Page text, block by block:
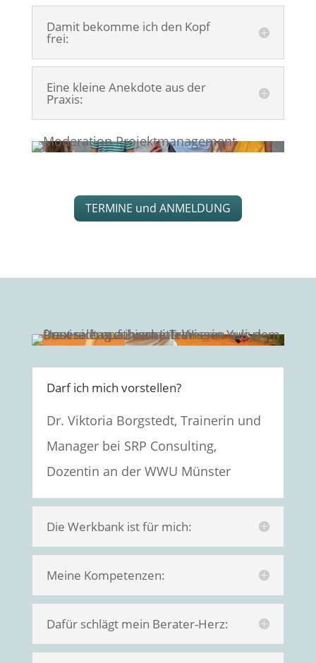
Damit bekomme ich den Kopf
frei:
Eine kleine Anekdote aus der
Praxis:
TERMINE und ANMELDUNG
Darf ich mich vorstellen?
Dr. Viktoria Borgstedt, Trainerin und
Manager bei SRP Consulting,
Dozentin an der WWU Münster
Die Werkbank ist für mich:
Meine Kompetenzen:
Dafür schlägt mein Berater-Herz: